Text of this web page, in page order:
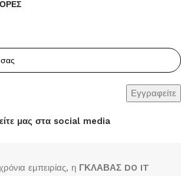
μας στα social media
εμπειρίας, η ΓΚΛΑΒΑΣ DO IT